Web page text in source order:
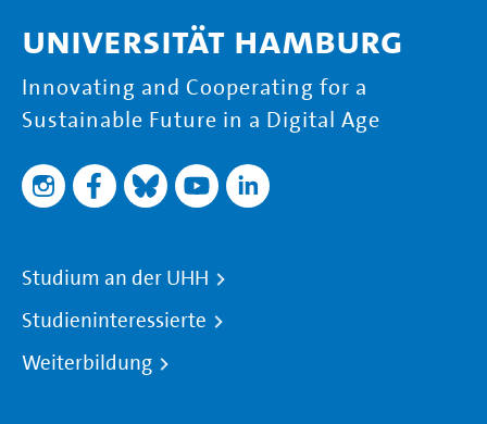
Universität Hamburg
Innovating and Cooperating for a
Sustainable Future in a Digital Age
Studium an der UHH
Studieninteressierte
Weiterbildung